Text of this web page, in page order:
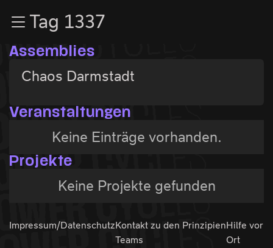
Zum InhaltTag 1337
Assemblies
Chaos Darmstadt
Veranstaltungen
Keine Einträge vorhanden.
Projekte
Keine Projekte gefunden
Impressum/DatenschutzKontakt zu den
Teams
PrinzipienHilfe vor
Ort